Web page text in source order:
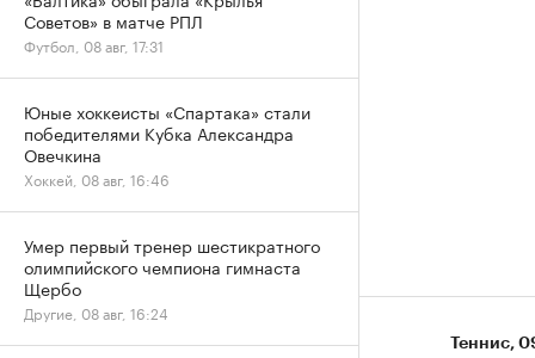
Теннис⁠,
Советов» в матче РПЛ
Футбол, 08 авг, 17:31
Юные хоккеисты «Спартака» стали
победителями Кубка Александра
Овечкина
Хоккей, 08 авг, 16:46
Умер первый тренер шестикратного
олимпийского чемпиона гимнаста
Щербо
Другие, 08 авг, 16:24